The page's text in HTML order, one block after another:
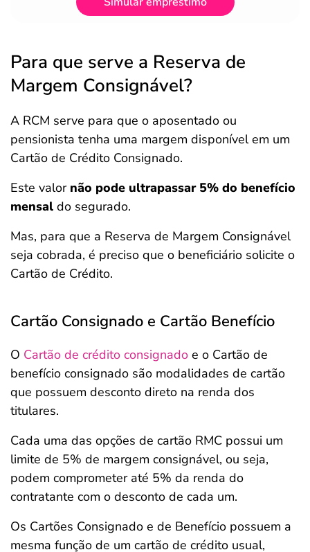
Para que serve a Reserva de
Margem Consignável?
A RCM serve para que o aposentado ou
pensionista tenha uma margem disponível em um
Cartão de Crédito Consignado.
Este valor não pode ultrapassar 5% do benefício
mensal do segurado.
Mas, para que a Reserva de Margem Consignável
seja cobrada, é preciso que o beneficiário solicite o
Cartão de Crédito.
Cartão Consignado e Cartão Benefício
O Cartão de crédito consignado e o Cartão de
benefício consignado são modalidades de cartão
que possuem desconto direto na renda dos
titulares.
Cada uma das opções de cartão RMC possui um
limite de 5% de margem consignável, ou seja,
podem comprometer até 5% da renda do
contratante com o desconto de cada um.
Os Cartões Consignado e de Benefício possuem a
mesma função de um cartão de crédito usual,